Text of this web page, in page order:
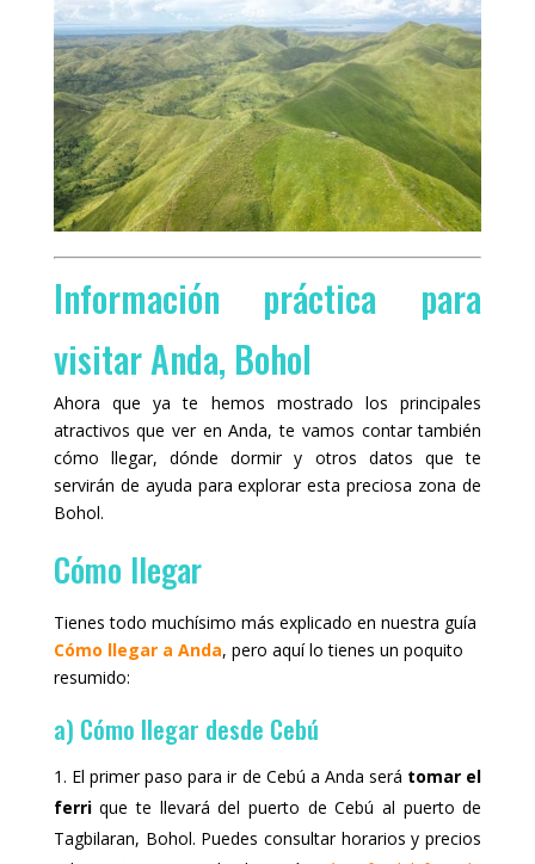
Información práctica para
visitar Anda, Bohol
Ahora que ya te hemos mostrado los principales
atractivos que ver en Anda, te vamos contar también
cómo llegar, dónde dormir y otros datos que te
servirán de ayuda para explorar esta preciosa zona de
Bohol.
Cómo llegar
Tienes todo muchísimo más explicado en nuestra guía
Cómo llegar a Anda, pero aquí lo tienes un poquito
resumido:
a) Cómo llegar desde Cebú
El primer paso para ir de Cebú a Anda será tomar el
ferrique te llevará del puerto de Cebú al puerto de
Tagbilaran, Bohol. Puedes consultar horarios y precios